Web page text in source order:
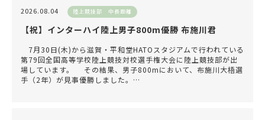
2026.08.04 陸上競技部 中長距離
【祝】インターハイ陸上男子800m優勝 布施川君
7月30日(木)から滋賀・平和堂HATOスタジアムで行われている
第79回全国高等学校陸上競技対校選手権大会に陸上競技部が出
場しています。 その結果、男子800mにおいて、布施川大梧選
手（2年）が見事優勝しました。…